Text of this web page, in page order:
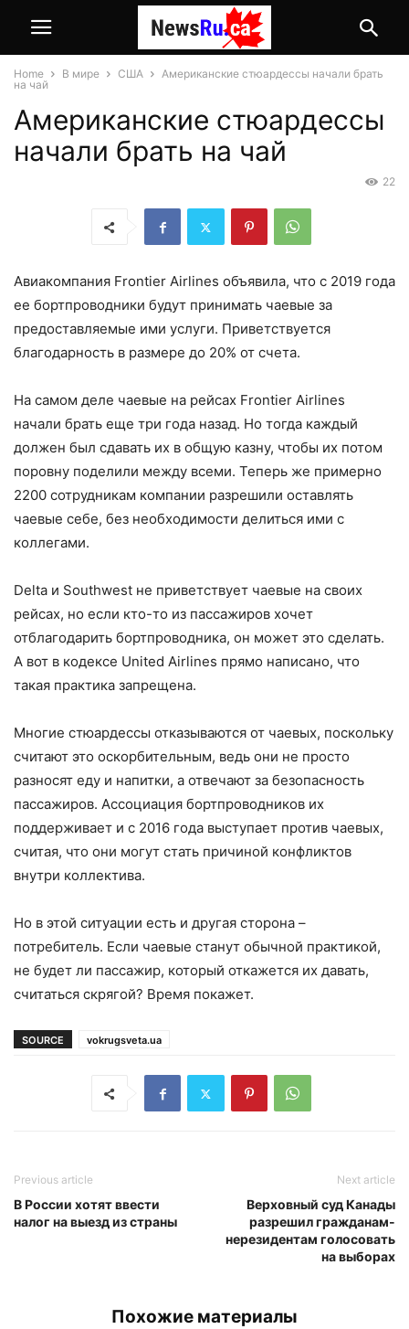
Home В мире США
Американские стюардессы начали брать
на чай
Американские стюардессы
начали брать на чай
22
Авиакомпания Frontier Airlines объявила, что с 2019 года
ее бортпроводники будут принимать чаевые за
предоставляемые ими услуги. Приветствуется
благодарность в размере до 20% от счета.
На самом деле чаевые на рейсах Frontier Airlines
начали брать еще три года назад. Но тогда каждый
должен был сдавать их в общую казну, чтобы их потом
поровну поделили между всеми. Теперь же примерно
2200 сотрудникам компании разрешили оставлять
чаевые себе, без необходимости делиться ими с
коллегами.
Delta и Southwest не приветствует чаевые на своих
рейсах, но если кто-то из пассажиров хочет
отблагодарить бортпроводника, он может это сделать.
А вот в кодексе United Airlines прямо написано, что
такая практика запрещена.
Многие стюардессы отказываются от чаевых, поскольку
считают это оскорбительным, ведь они не просто
разносят еду и напитки, а отвечают за безопасность
пассажиров. Ассоциация бортпроводников их
поддерживает и с 2016 года выступает против чаевых,
считая, что они могут стать причиной конфликтов
внутри коллектива.
Но в этой ситуации есть и другая сторона –
потребитель. Если чаевые станут обычной практикой,
не будет ли пассажир, который откажется их давать,
считаться скрягой? Время покажет.
SOURCE vokrugsveta.ua
Previous article
В России хотят ввести
налог на выезд из страны
Next article
Верховный суд Канады
разрешил гражданам-
нерезидентам голосовать
на выборах
Похожие материалы